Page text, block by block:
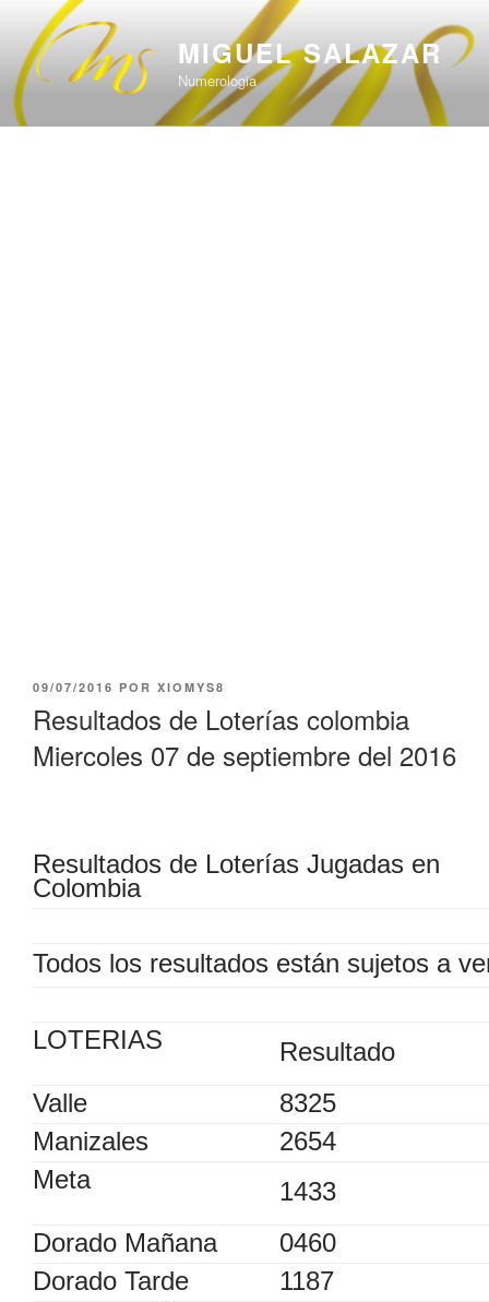
contenido
MIGUEL SALAZAR
Numerologia
PUBLICADO
09/07/2016 POR XIOMYS8
Resultados de Loterías colombia
Miercoles 07 de septiembre del 2016
Resultados de Loterías Jugadas en
Colombia
Todos los resultados están sujetos a
LOTERIAS
Resultado
Valle
8325
Manizales
2654
Meta
1433
Dorado Mañana
0460
Dorado Tarde
1187